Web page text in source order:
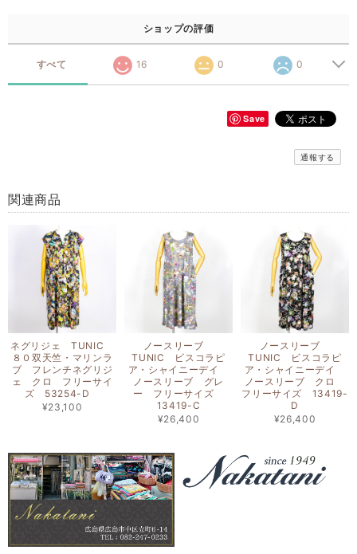
ショップの評価
すべて 16 0 0
Save
通報する
関連商品
ネグリジェ TUNIC
８０双天竺・マリンラ
ブ フレンチネグリジ
ェ クロ フリーサイ
ズ 53254-D
¥23,100
ノースリーブ
TUNIC ビスコラピ
ア・シャイニーデイ
ノースリーブ グレ
ー フリーサイズ
13419-C
¥26,400
ノースリーブ
TUNIC ビスコラピ
ア・シャイニーデイ
ノースリーブ クロ
フリーサイズ 13419-
D
¥26,400